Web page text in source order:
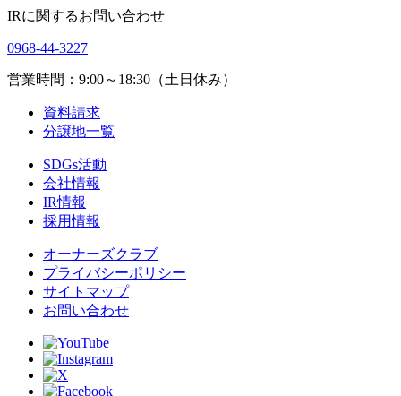
IRに関するお問い合わせ
0968-44-3227
営業時間：9:00～18:30（土日休み）
資料請求
分譲地一覧
SDGs活動
会社情報
IR情報
採用情報
オーナーズクラブ
プライバシーポリシー
サイトマップ
お問い合わせ